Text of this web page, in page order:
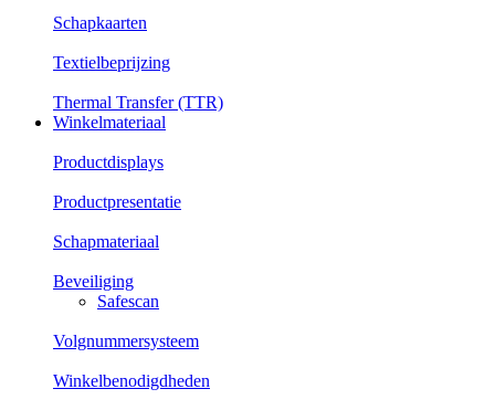
Schapkaarten
Textielbeprijzing
Thermal Transfer (TTR)
Winkelmateriaal
Productdisplays
Productpresentatie
Schapmateriaal
Beveiliging
Safescan
Volgnummersysteem
Winkelbenodigdheden